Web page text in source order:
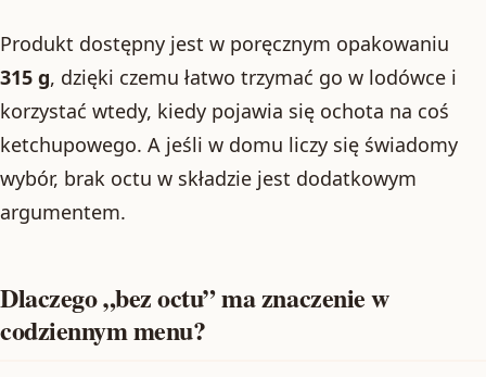
Produkt dostępny jest w poręcznym opakowaniu
315 g, dzięki czemu łatwo trzymać go w lodówce i
korzystać wtedy, kiedy pojawia się ochota na coś
ketchupowego. A jeśli w domu liczy się świadomy
wybór, brak octu w składzie jest dodatkowym
argumentem.
Dlaczego „bez octu” ma znaczenie w
codziennym menu?